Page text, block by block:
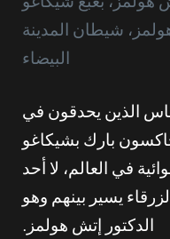
هولمز، بعبع شيكاغو
شيطان المدينة
البيضاء
الذين يحدقون في
بارك بشيكاغو
في العالم، لا أحد
يسير بينهم وهو
الدكتور إتش هولمز.